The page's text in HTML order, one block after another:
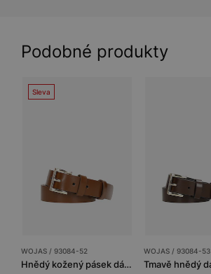
Podobné produkty
Sleva
WOJAS / 93084-52
Hnědý kožený pásek dámský se zlatou sponou
WOJAS / 93084-53